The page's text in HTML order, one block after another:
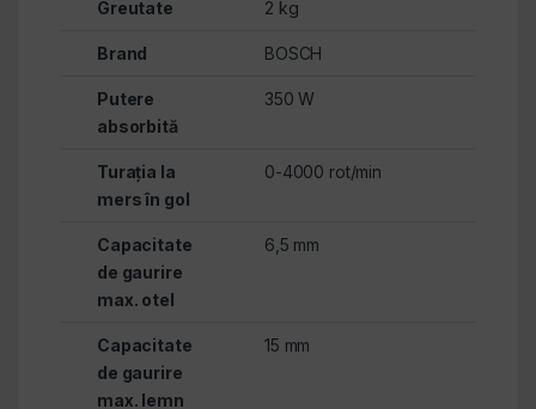
Greutate 2 kg
Brand BOSCH
Putere
absorbită
350 W
Turația la
mers în gol
0-4000 rot/min
Capacitate
de gaurire
max. otel
6,5 mm
Capacitate
de gaurire
max. lemn
15 mm